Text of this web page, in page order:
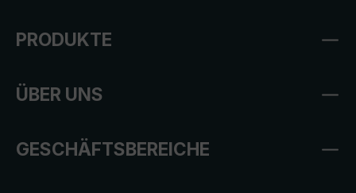
PRODUKTE
ÜBER UNS
GESCHÄFTSBEREICHE